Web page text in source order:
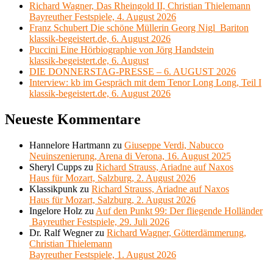
Richard Wagner, Das Rheingold II, Christian Thielemann
Bayreuther Festspiele, 4. August 2026
Franz Schubert Die schöne Müllerin Georg Nigl Bariton
klassik-begeistert.de, 6. August 2026
Puccini Eine Hörbiographie von Jörg Handstein
klassik-begeistert.de, 6. August
DIE DONNERSTAG-PRESSE – 6. AUGUST 2026
Interview: kb im Gespräch mit dem Tenor Long Long, Teil I
klassik-begeistert.de, 6. August 2026
Neueste Kommentare
Hannelore Hartmann zu Giuseppe Verdi, Nabucco
Neuinszenierung, Arena di Verona, 16. August 2025
Sheryl Cupps zu Richard Strauss, Ariadne auf Naxos
Haus für Mozart, Salzburg, 2. August 2026
Klassikpunk zu Richard Strauss, Ariadne auf Naxos
Haus für Mozart, Salzburg, 2. August 2026
Ingelore Holz zu Auf den Punkt 99: Der fliegende Holländer
Bayreuther Festspiele, 29. Juli 2026
Dr. Ralf Wegnerzu Richard Wagner, Götterdämmerung,
Christian Thielemann
Bayreuther Festspiele, 1. August 2026